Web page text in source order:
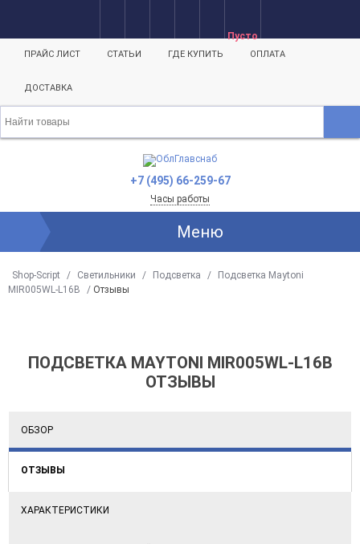
Пусто
ПРАЙС ЛИСТ СТАТЬИ ГДЕ КУПИТЬ ОПЛАТА
ДОСТАВКА
+7 (495) 66-259-67
Часы работы
Меню
Shop-Script / Светильники / Подсветка /
Подсветка Maytoni
MIR005WL-L16B
/ Отзывы
ПОДСВЕТКА MAYTONI MIR005WL-L16B
ОТЗЫВЫ
ОБЗОР
ОТЗЫВЫ
ХАРАКТЕРИСТИКИ